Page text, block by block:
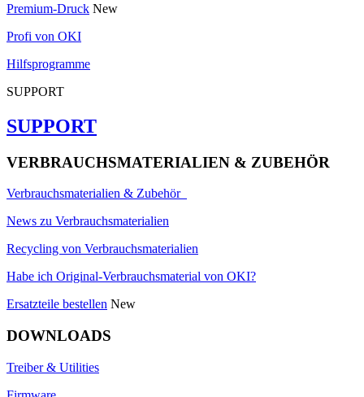
Premium-Druck New
Profi von OKI
Hilfsprogramme
SUPPORT
SUPPORT
VERBRAUCHSMATERIALIEN & ZUBEHÖR
Verbrauchsmaterialien & Zubehör
News zu Verbrauchsmaterialien
Recycling von Verbrauchsmaterialien
Habe ich Original-Verbrauchsmaterial von OKI?
Ersatzteile bestellen New
DOWNLOADS
Treiber & Utilities